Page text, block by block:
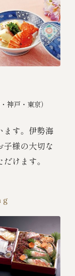
神戸・東京）
ます。伊勢海
様の大切な
けます。